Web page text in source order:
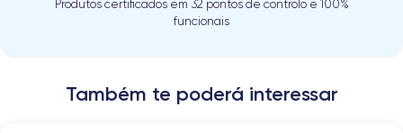
Produtos certificados em 32 pontos de controlo e 100%
funcionais
Também te poderá interessar